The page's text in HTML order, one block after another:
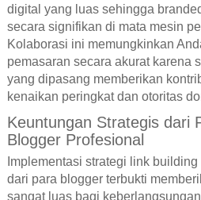
digital yang luas sehingga
secara signifikan di mata mesin
Kolaborasi ini memungkinkan
pemasaran secara akurat karena
yang dipasang memberikan
kenaikan peringkat dan otoritas
Keuntungan Strategis dari
Blogger Profesional
Implementasi strategi link
dari para blogger terbukti
sangat luas bagi